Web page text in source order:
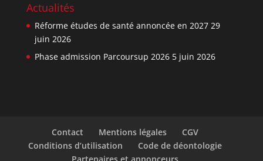
Actualités
Réforme études de santé annoncée en 2027 29
juin 2026
Phase admission Parcoursup 2026 5 juin 2026
Contact Mentions légales
CGV
Conditions d’utilisation
Code de déontologie